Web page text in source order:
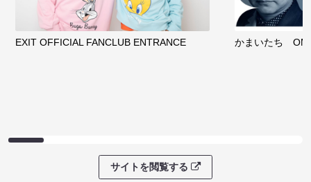
EXIT OFFICIAL FANCLUB ENTRANCE かまいたち
サイトを閲覧する